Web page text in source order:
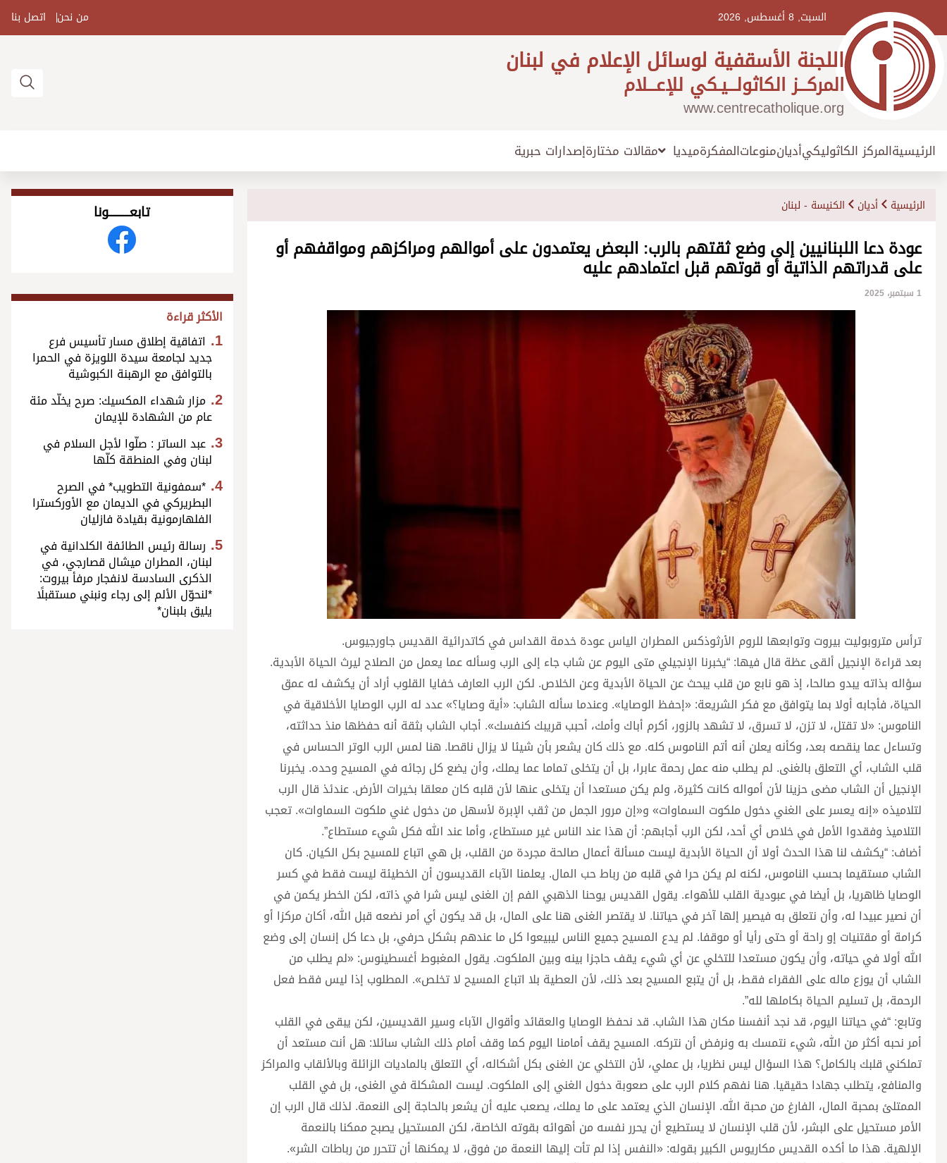
السبت, 8 أغسطس, 2026 من نحن اتصل بنا
اللجنة الأسقفية لوسائل الإعلام في لبنان
المركـــز الكاثولـــيـكي للإعـــلام
www.centrecatholique.org
الرئيسيةالمركز الكاثوليكيأديانمنوعاتالمفكرةميديا مقالات مختارةإصدارات حبرية
الرئيسية أديان الكنيسة - لبنان
عودة دعا اللبنانيين إلى وضع ثقتهم بالرب: البعض يعتمدون على أموالهم ومراكزهم ومواقفهم أو
على قدراتهم الذاتية أو قوتهم قبل اعتمادهم عليه
1 سبتمبر، 2025
ترأس متروبوليت بيروت وتوابعها للروم الأرثوذكس المطران الياس عودة خدمة القداس في كاتدرائية القديس جاورجيوس.
بعد قراءة الإنجيل ألقى عظة قال فيها: “يخبرنا الإنجيلي متى اليوم عن شاب جاء إلى الرب وسأله عما يعمل من الصلاح ليرث الحياة الأبدية.
سؤاله بذاته يبدو صالحا، إذ هو نابع من قلب يبحث عن الحياة الأبدية وعن الخلاص. لكن الرب العارف خفايا القلوب أراد أن يكشف له عمق
الحياة، فأجابه أولا بما يتوافق مع فكر الشريعة: «إحفظ الوصايا». وعندما سأله الشاب: «أية وصايا؟» عدد له الرب الوصايا الأخلاقية في
الناموس: «لا تقتل، لا تزن، لا تسرق، لا تشهد بالزور، أكرم أباك وأمك، أحبب قريبك كنفسك». أجاب الشاب بثقة أنه حفظها منذ حداثته،
وتساءل عما ينقصه بعد، وكأنه يعلن أنه أتم الناموس كله. مع ذلك كان يشعر بأن شيئا لا يزال ناقصا. هنا لمس الرب الوتر الحساس في
قلب الشاب، أي التعلق بالغنى. لم يطلب منه عمل رحمة عابرا، بل أن يتخلى تماما عما يملك، وأن يضع كل رجائه في المسيح وحده. يخبرنا
الإنجيل أن الشاب مضى حزينا لأن أمواله كانت كثيرة، ولم يكن مستعدا أن يتخلى عنها لأن قلبه كان معلقا بخيرات الأرض. عندئذ قال الرب
لتلاميذه «إنه يعسر على الغني دخول ملكوت السماوات» و«إن مرور الجمل من ثقب الإبرة لأسهل من دخول غني ملكوت السماوات». تعجب
التلاميذ وفقدوا الأمل في خلاص أي أحد، لكن الرب أجابهم: أن هذا عند الناس غير مستطاع، وأما عند الله فكل شيء مستطاع”.
أضاف: “يكشف لنا هذا الحدث أولا أن الحياة الأبدية ليست مسألة أعمال صالحة مجردة من القلب، بل هي اتباع للمسيح بكل الكيان. كان
الشاب مستقيما بحسب الناموس، لكنه لم يكن حرا في قلبه من رباط حب المال. يعلمنا الآباء القديسون أن الخطيئة ليست فقط في كسر
الوصايا ظاهريا، بل أيضا في عبودية القلب للأهواء. يقول القديس يوحنا الذهبي الفم إن الغنى ليس شرا في ذاته، لكن الخطر يكمن في
أن نصير عبيدا له، وأن نتعلق به فيصير إلها آخر في حياتنا. لا يقتصر الغنى هنا على المال، بل قد يكون أي أمر نضعه قبل الله، أكان مركزا أو
كرامة أو مقتنيات إو راحة أو حتى رأيا أو موقفا. لم يدع المسيح جميع الناس ليبيعوا كل ما عندهم بشكل حرفي، بل دعا كل إنسان إلى وضع
الله أولا في حياته، وأن يكون مستعدا للتخلي عن أي شيء يقف حاجزا بينه وبين الملكوت. يقول المغبوط أغسطينوس: «لم يطلب من
الشاب أن يوزع ماله على الفقراء فقط، بل أن يتبع المسيح بعد ذلك، لأن العطية بلا اتباع المسيح لا تخلص». المطلوب إذا ليس فقط فعل
الرحمة، بل تسليم الحياة بكاملها لله”.
وتابع: “في حياتنا اليوم، قد نجد أنفسنا مكان هذا الشاب. قد نحفظ الوصايا والعقائد وأقوال الآباء وسير القديسين، لكن يبقى في القلب
أمر نحبه أكثر من الله، شيء نتمسك به ونرفض أن نتركه. المسيح يقف أمامنا اليوم كما وقف أمام ذلك الشاب سائلا: هل أنت مستعد أن
تملكني قلبك بالكامل؟ هذا السؤال ليس نظريا، بل عملي، لأن التخلي عن الغنى بكل أشكاله، أي التعلق بالماديات الزائلة وبالألقاب والمراكز
والمنافع، يتطلب جهادا حقيقيا. هنا نفهم كلام الرب على صعوبة دخول الغني إلى الملكوت. ليست المشكلة في الغنى، بل في القلب
الممتلئ بمحبة المال، الفارغ من محبة الله. الإنسان الذي يعتمد على ما يملك، يصعب عليه أن يشعر بالحاجة إلى النعمة. لذلك قال الرب إن
الأمر مستحيل على البشر، لأن قلب الإنسان لا يستطيع أن يحرر نفسه من أهوائه بقوته الخاصة، لكن المستحيل يصبح ممكنا بالنعمة
الإلهية. هذا ما أكده القديس مكاريوس الكبير بقوله: «النفس إذا لم تأت إليها النعمة من فوق، لا يمكنها أن تتحرر من رباطات الشر».
تابعــــــــــونا
الأكثر قراءة
اتفاقية إطلاق مسار تأسيس فرع
جديد لجامعة سيدة اللويزة في الحمرا
بالتوافق مع الرهبنة الكبوشية
مزار شهداء المكسيك: صرح يخلّد مئة
عام من الشهادة للإيمان
عبد الساتر : صلّوا لأجل السلام في
لبنان وفي المنطقة كلّها
*سمفونية التطويب* في الصرح
البطريركي في الديمان مع الأوركسترا
الفلهارمونية بقيادة فازليان
رسالة رئيس الطائفة الكلدانية في
لبنان، المطران ميشال قصارجي، في
الذكرى السادسة لانفجار مرفأ بيروت:
*لنحوّل الألم إلى رجاء ونبني مستقبلًا
يليق بلبنان*